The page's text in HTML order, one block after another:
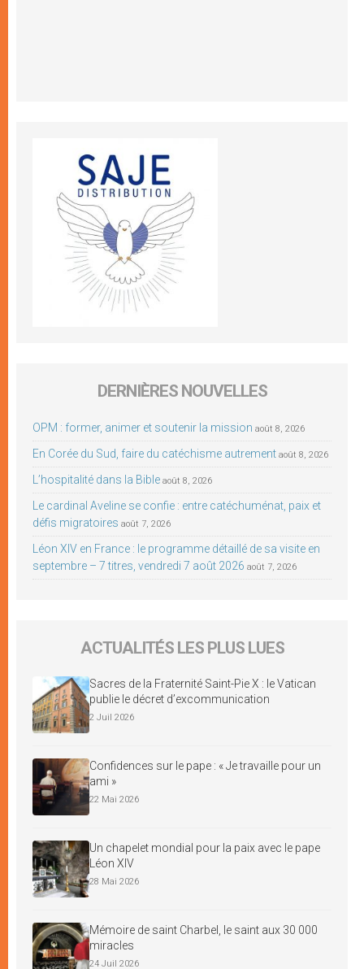
DERNIÈRES NOUVELLES
OPM : former, animer et soutenir la mission août 8, 2026
En Corée du Sud, faire du catéchisme autrement août 8, 2026
L’hospitalité dans la Bible août 8, 2026
Le cardinal Aveline se confie : entre catéchuménat, paix et
défis migratoires août 7, 2026
Léon XIV en France : le programme détaillé de sa visite en
septembre – 7 titres, vendredi 7 août 2026 août 7, 2026
ACTUALITÉS LES PLUS LUES
Sacres de la Fraternité Saint-Pie X : le Vatican
publie le décret d’excommunication
2 Juil 2026
Confidences sur le pape : « Je travaille pour un
ami »
22 Mai 2026
Un chapelet mondial pour la paix avec le pape
Léon XIV
28 Mai 2026
Mémoire de saint Charbel, le saint aux 30 000
miracles
24 Juil 2026